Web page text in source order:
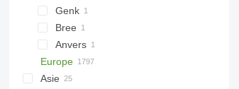
Genk
Bree
Anvers
Europe
Asie